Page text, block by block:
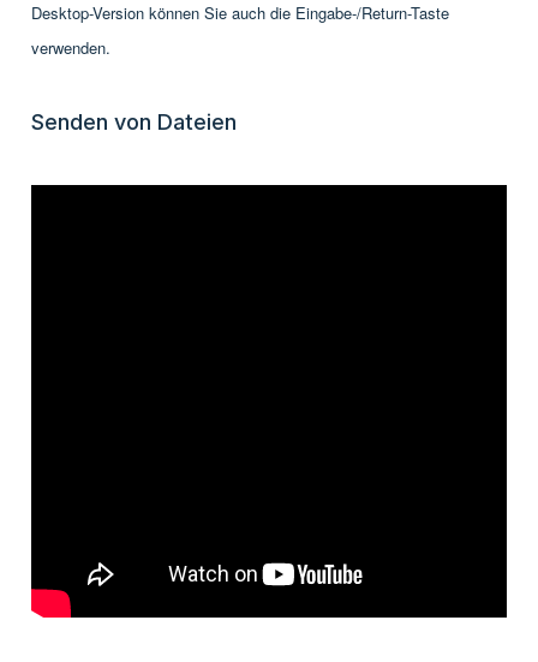
Desktop-Version können Sie auch die Eingabe-/Return-Taste
verwenden.
Senden von Dateien